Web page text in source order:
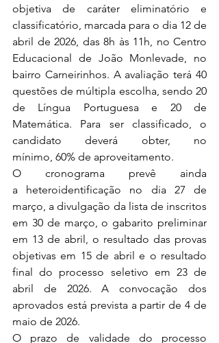
objetiva de caráter eliminatório e
classificatório, marcada para o dia 12 de
abril de 2026, das 8h às 11h, no Centro
Educacional de João Monlevade, no
bairro Carneirinhos. A avaliação terá 40
questões de múltipla escolha, sendo 20
de Língua Portuguesa e 20 de
Matemática. Para ser classificado, o
candidato deverá obter, no
mínimo, 60% de aproveitamento.
O cronograma prevê ainda
a heteroidentificação no dia 27 de
março, a divulgação da lista de inscritos
em 30 de março, o gabarito preliminar
em 13 de abril, o resultado das provas
objetivas em 15 de abril e o resultado
final do processo seletivo em 23 de
abril de 2026. A convocação dos
aprovados está prevista a partir de 4 de
maio de 2026.
O prazo de validade do processo